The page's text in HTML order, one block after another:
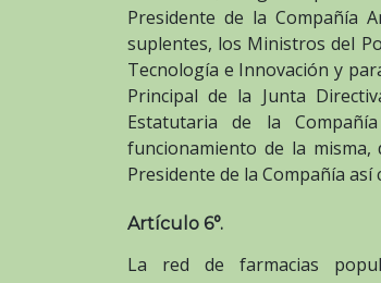
Presidente de la Compañía
suplentes, los Ministros del
Tecnología e Innovación y
Principal de la Junta
Estatutaria de la
funcionamiento de la misma,
Presidente de la Compañía
Artículo 6°.
La red de farmacias